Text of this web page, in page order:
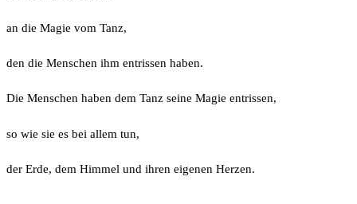
an die Magie vom Tanz,
den die Menschen ihm entrissen haben.
Die Menschen haben dem Tanz seine Magie entrissen,
so wie sie es bei allem tun,
der Erde, dem Himmel und ihren eigenen Herzen.